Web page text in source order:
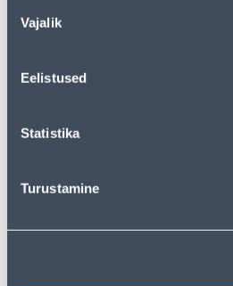
valik
Vajalik
Eelistused
Statistika
Turustamine
Kirjeldus
Spetsifikatsioon
Transport